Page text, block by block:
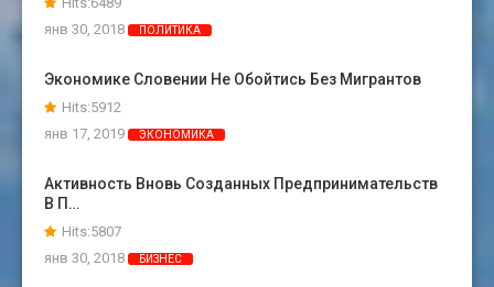
янв 30, 2018
ПОЛИТИКА
Экономике Словении Не Обойтись Без Мигрантов
Hits:5912
янв 17, 2019
ЭКОНОМИКА
Активность Вновь Созданных Предпринимательств
В П…
Hits:5807
янв 30, 2018
БИЗНЕС